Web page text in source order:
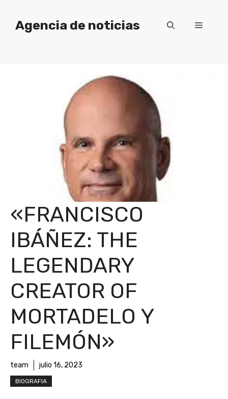
contenido
Agencia de noticias Menú
«FRANCISCO
IBÁÑEZ: THE
LEGENDARY
CREATOR OF
MORTADELO Y
FILEMÓN»
team julio 16, 2023
BIOGRAFIA